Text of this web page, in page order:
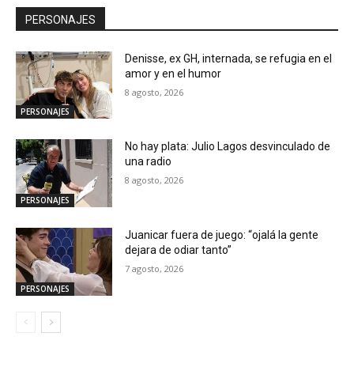
PERSONAJES
PERSONAJES
Denisse, ex GH, internada, se refugia en el
amor y en el humor
8 agosto, 2026
PERSONAJES
No hay plata: Julio Lagos desvinculado de
una radio
8 agosto, 2026
PERSONAJES
Juanicar fuera de juego: “ojalá la gente
dejara de odiar tanto”
7 agosto, 2026